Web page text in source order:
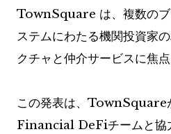
TownSquare は、複数のブ
ステムにわたる機関投資家
クチャと仲介サービスに焦点
この発表は、
Financial DeFiチームと協